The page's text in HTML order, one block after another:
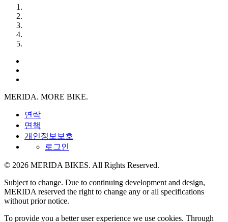
MERIDA. MORE BIKE.
연락
면책
개인정보보호
로그인
© 2026 MERIDA BIKES. All Rights Reserved.
Subject to change. Due to continuing development and design,
MERIDA reserved the right to change any or all specifications
without prior notice.
To provide you a better user experience we use cookies. Through